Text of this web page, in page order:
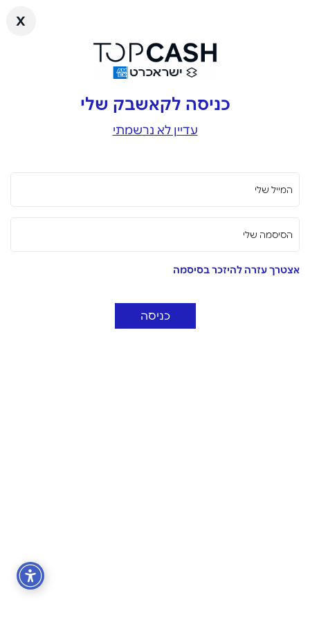
x
כניסה לקאשבק שלי
עדיין לא נרשמתי
המייל שלי
הסיסמה שלי
אצטרך עזרה להיזכר בסיסמה
כניסה